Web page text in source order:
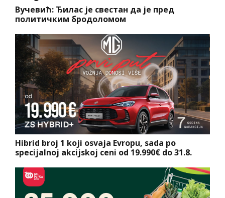
Вучевић: Ђилас је свестан да је пред
политичким бродоломом
Hibrid broj 1 koji osvaja Evropu, sada po
specijalnoj akcijskoj ceni od 19.990€ do 31.8.